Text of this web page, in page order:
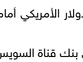
الأمريكي
بنك قناة